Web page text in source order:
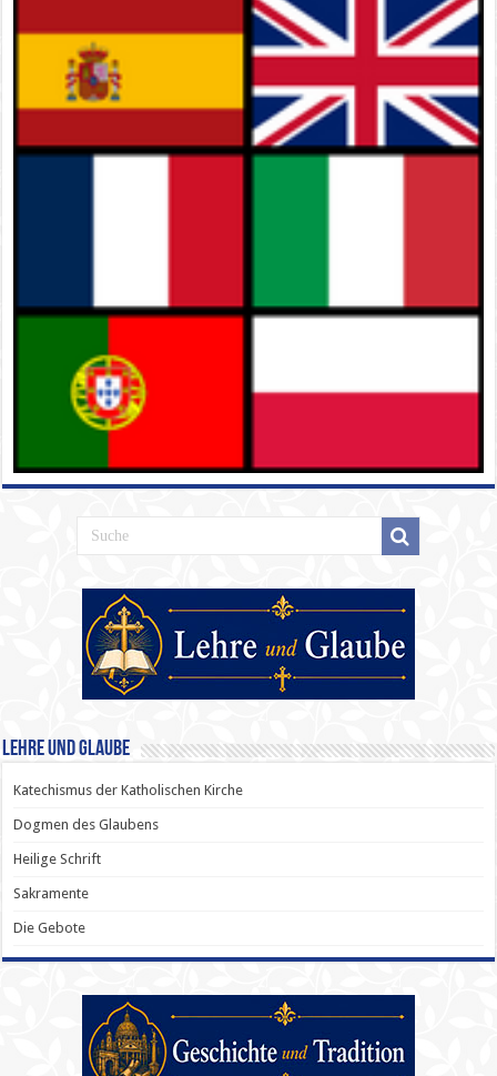
Lehre und Glaube
Katechismus der Katholischen Kirche
Dogmen des Glaubens
Heilige Schrift
Sakramente
Die Gebote